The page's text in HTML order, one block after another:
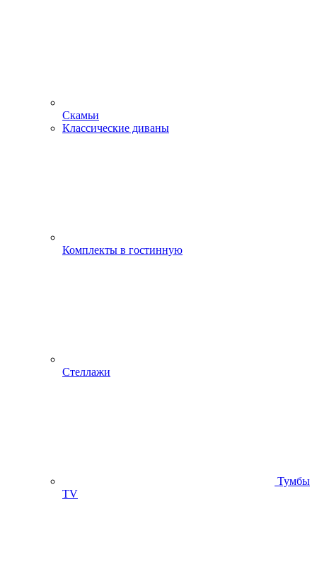
Скамьи
Классические диваны
Комплекты в гостинную
Стеллажи
Тумбы
ТV